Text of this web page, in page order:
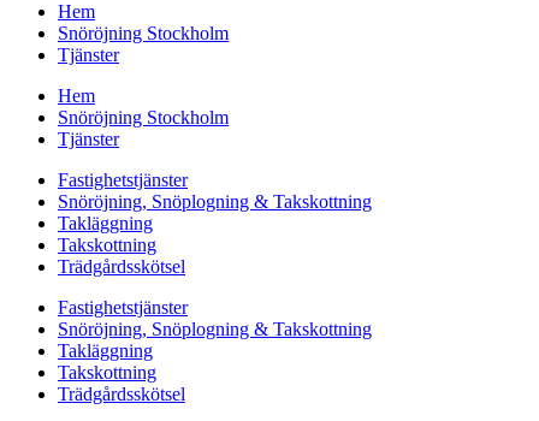
Hem
Snöröjning Stockholm
Tjänster
Hem
Snöröjning Stockholm
Tjänster
Fastighetstjänster
Snöröjning, Snöplogning & Takskottning
Takläggning
Takskottning
Trädgårdsskötsel
Fastighetstjänster
Snöröjning, Snöplogning & Takskottning
Takläggning
Takskottning
Trädgårdsskötsel